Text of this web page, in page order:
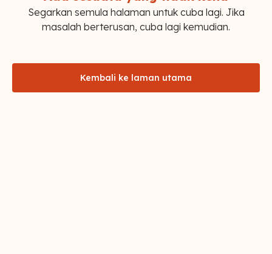
Segarkan semula halaman untuk cuba lagi. Jika
masalah berterusan, cuba lagi kemudian.
Kembali ke laman utama